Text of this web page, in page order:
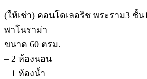
(ให้เช่า) คอนโดเลอริช พระราม3 ชั้น
พาโนราม่า
ขนาด 60 ตรม.
– 2 ห้องนอน
– 1 ห้องน้ำ